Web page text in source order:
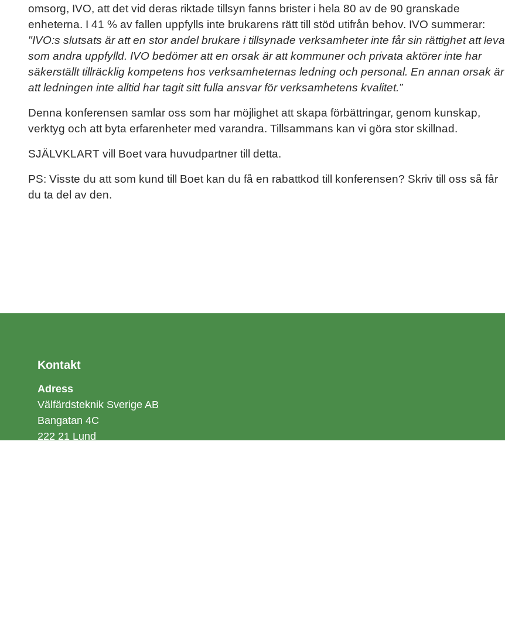
omsorg, IVO, att det vid deras riktade tillsyn fanns brister i hela 80 av de 90 granskade
enheterna. I 41 % av fallen uppfylls inte brukarens rätt till stöd utifrån behov. IVO summerar:
"IVO:s slutsats är att en stor andel brukare i tillsynade verksamheter inte får sin rättighet att leva
som andra uppfylld. IVO bedömer att en orsak är att kommuner och privata aktörer inte har
säkerställt tillräcklig kompetens hos verksamheternas ledning och personal. En annan orsak är
att ledningen inte alltid har tagit sitt fulla ansvar för verksamhetens kvalitet.”
Denna konferensen samlar oss som har möjlighet att skapa förbättringar, genom kunskap,
verktyg och att byta erfarenheter med varandra. Tillsammans kan vi göra stor skillnad.
SJÄLVKLART vill Boet vara huvudpartner till detta.
PS: Visste du att som kund till Boet kan du få en rabattkod till konferensen? Skriv till oss så får
du ta del av den.
Kontakt
Adress
Välfärdsteknik Sverige AB
Bangatan 4C
222 21 Lund